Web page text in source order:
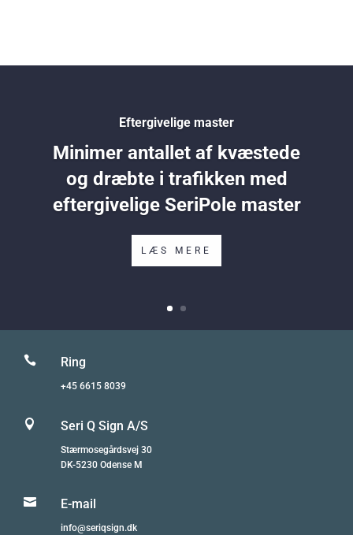
Eftergivelige master
Minimer antallet af kvæstede
og dræbte i trafikken med
eftergivelige SeriPole master
LÆS MERE
 Ring
+45 6615 8039
 Seri Q Sign A/S
Stærmosegårdsvej 30
DK-5230 Odense M
 E-mail
info@seriqsign.dk